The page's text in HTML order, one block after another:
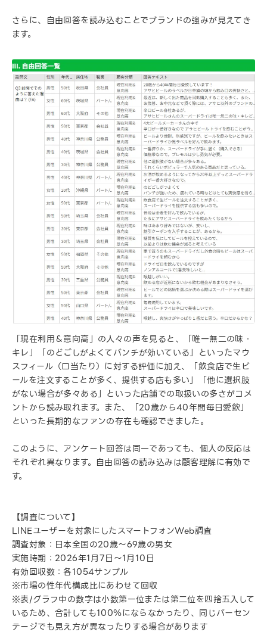
さらに、自由回答を読み込むことでブランドの強みが見えてき
ます。
「現在利用＆意向高」の人々の声を見ると、「唯一無二の味・
キレ」「のどごしがよくてパンチが効いている」といったマウ
スフィール（口当たり）に対する評価に加え、「飲食店で生ビ
ールを注文することが多く、提供する店も多い」「他に選択肢
がない場合が多々ある」といった店舗での取扱いの多さがコメ
ントから読み取れます。また、「20歳から40年間毎日愛飲」
といった長期的なファンの存在も確認できました。
このように、アンケート回答は同一であっても、個人の反応は
それぞれ異なります。自由回答の読み込みは顧客理解に有効で
す。
【調査について】
LINEユーザーを対象にしたスマートフォンWeb調査
調査対象：日本全国の20歳～69歳の男女
実施時期：2026年1月7日～1月10日
有効回収数：各1054サンプル
※市場の性年代構成比にあわせて回収
※表/グラフ中の数字は小数第一位または第二位を四捨五入して
いるため、合計しても100％にならなかったり、同じパーセン
テージでも見え方が異なったりする場合があります